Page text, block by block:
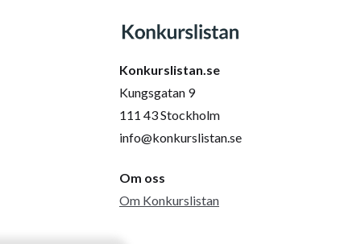
Konkurslistan.se
Kungsgatan 9
111 43 Stockholm
info@konkurslistan.se
Om oss
Om Konkurslistan